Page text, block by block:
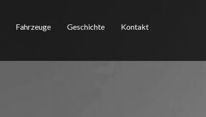
Fahrzeuge Geschichte Kontakt